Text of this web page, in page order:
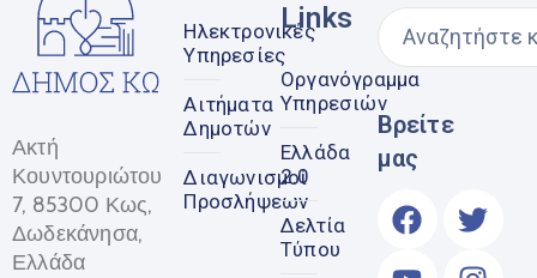
Ακτή
Κουντουριώτου
7, 85300 Κως,
Δωδεκάνησα,
Ελλάδα
Ηλεκτρονικές
Υπηρεσίες
Αιτήματα
Δημοτών
Διαγωνισμοί
Προσλήψεων
Links
Οργανόγραμμα
Υπηρεσιών
Ελλάδα
2.0
Δελτία
Τύπου
Βρείτε
μας